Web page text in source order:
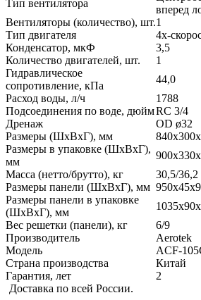
Тип вентилятора
вперед
Вентиляторы (количество), шт.1
Тип двигателя
4х-
Конденсатор, мкФ
3,5
Количество двигателей, шт.
1
Гидравлическое
сопротивление, кПа
44,0
Расход воды, л/ч
1788
Подсоединения по воде, дюймRC 3/4
Дренаж
OD ø32
Размеры (ШxВxГ), мм
Размеры в упаковке (ШxВxГ),
мм
Масса (нетто/брутто), кг
30,5/36,2
Размеры панели (ШxВxГ), мм
Размеры панели в упаковке
(ШxВxГ), мм
Вес решетки (панели), кг
6/9
Производитель
Aerotek
Модель
ACF-
Страна производства
Китай
Гарантия, лет
2
Доставка по всей России.